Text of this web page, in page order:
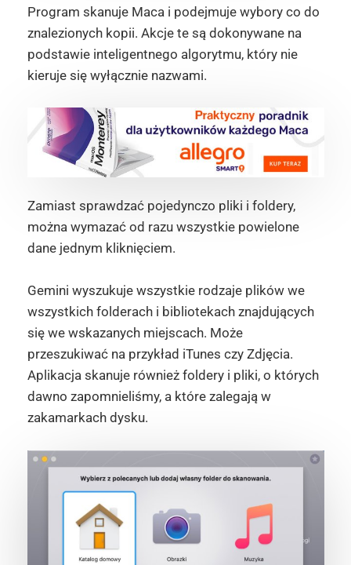
Program skanuje Maca i podejmuje wybory co do
znalezionych kopii. Akcje te są dokonywane na
podstawie inteligentnego algorytmu, który nie
kieruje się wyłącznie nazwami.
Zamiast sprawdzać pojedynczo pliki i foldery,
można wymazać od razu wszystkie powielone
dane jednym kliknięciem.
Gemini wyszukuje wszystkie rodzaje plików we
wszystkich folderach i bibliotekach znajdujących
się we wskazanych miejscach. Może
przeszukiwać na przykład iTunes czy Zdjęcia.
Aplikacja skanuje również foldery i pliki, o których
dawno zapomnieliśmy, a które zalegają w
zakamarkach dysku.